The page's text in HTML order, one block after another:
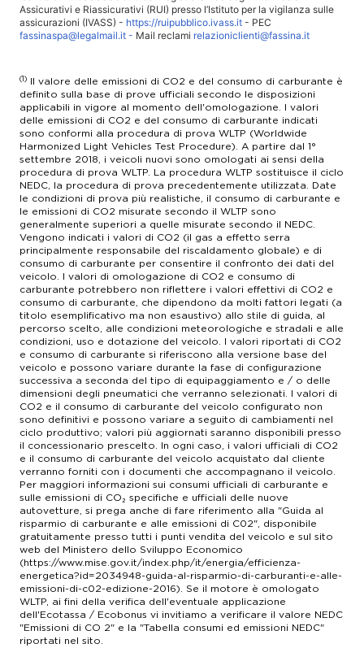
Lun-Ven 08.30 - 12.30 / 14.00 - 18.00
assistenza@sveziacar.it
Lun-Ven: 08.00 - 12.30 / 14.00 - 17.30
Assicurativi e Riassicurativi (RUI) presso l’Istituto per la vigilanza sulle
assicurazioni (IVASS) - https://ruipubblico.ivass.it - PEC
fassinaspa@legalmail.it - Mail reclami relazioniclienti@fassina.it
(1) Il valore delle emissioni di CO2 e del consumo di carburante è
definito sulla base di prove ufficiali secondo le disposizioni
applicabili in vigore al momento dell'omologazione. I valori
delle emissioni di CO2 e del consumo di carburante indicati
sono conformi alla procedura di prova WLTP (Worldwide
Harmonized Light Vehicles Test Procedure). A partire dal 1°
settembre 2018, i veicoli nuovi sono omologati ai sensi della
procedura di prova WLTP. La procedura WLTP sostituisce il ciclo
NEDC, la procedura di prova precedentemente utilizzata. Date
le condizioni di prova più realistiche, il consumo di carburante e
le emissioni di CO2 misurate secondo il WLTP sono
generalmente superiori a quelle misurate secondo il NEDC.
Vengono indicati i valori di CO2 (il gas a effetto serra
principalmente responsabile del riscaldamento globale) e di
consumo di carburante per consentire il confronto dei dati del
veicolo. I valori di omologazione di CO2 e consumo di
carburante potrebbero non riflettere i valori effettivi di CO2 e
consumo di carburante, che dipendono da molti fattori legati (a
titolo esemplificativo ma non esaustivo) allo stile di guida, al
percorso scelto, alle condizioni meteorologiche e stradali e alle
condizioni, uso e dotazione del veicolo. I valori riportati di CO2
e consumo di carburante si riferiscono alla versione base del
veicolo e possono variare durante la fase di configurazione
successiva a seconda del tipo di equipaggiamento e / o delle
dimensioni degli pneumatici che verranno selezionati. I valori di
CO2 e il consumo di carburante del veicolo configurato non
sono definitivi e possono variare a seguito di cambiamenti nel
ciclo produttivo; valori più aggiornati saranno disponibili presso
il concessionario prescelto. In ogni caso, i valori ufficiali di CO2
e il consumo di carburante del veicolo acquistato dal cliente
verranno forniti con i documenti che accompagnano il veicolo.
Per maggiori informazioni sui consumi ufficiali di carburante e
sulle emissioni di CO₂ specifiche e ufficiali delle nuove
autovetture, si prega anche di fare riferimento alla "Guida al
risparmio di carburante e alle emissioni di C02", disponibile
gratuitamente presso tutti i punti vendita del veicolo e sul sito
web del Ministero dello Sviluppo Economico
(https://www.mise.gov.it/index.php/it/energia/efficienza-
energetica?id=2034948-guida-al-risparmio-di-carburanti-e-alle-
emissioni-di-c02-edizione-2016). Se il motore è omologato
WLTP, ai fini della verifica dell'eventuale applicazione
dell'Ecotassa / Ecobonus vi invitiamo a verificare il valore NEDC
"Emissioni di CO 2" e la "Tabella consumi ed emissioni NEDC"
riportati nel sito.